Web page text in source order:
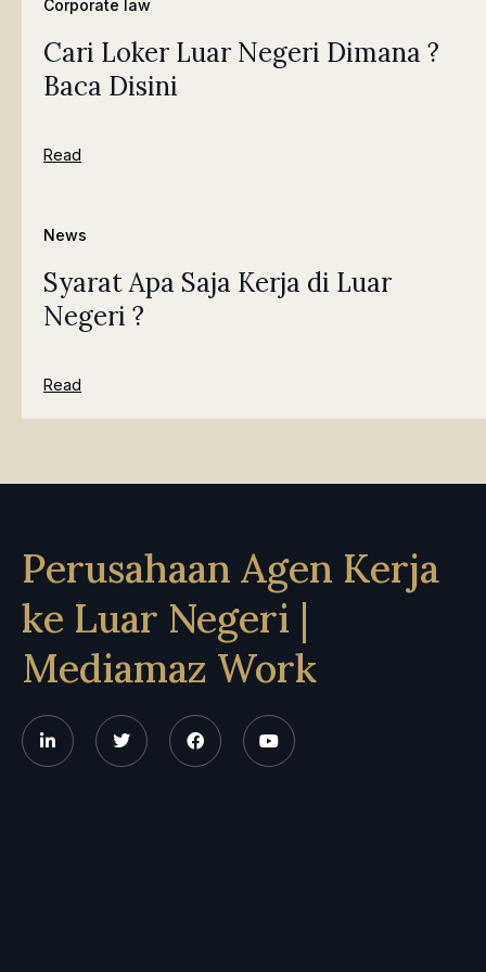
Corporate law
Cari Loker Luar Negeri Dimana ?
Baca Disini
Read
News
Syarat Apa Saja Kerja di Luar
Negeri ?
Read
Perusahaan Agen Kerja
ke Luar Negeri |
Mediamaz Work